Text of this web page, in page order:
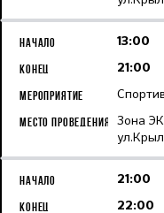
13:00
21:00
Зона
21:00
22:00